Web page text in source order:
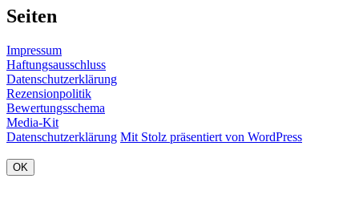
Seiten
Impressum
Haftungsausschluss
Datenschutzerklärung
Rezensionpolitik
Bewertungsschema
Media-Kit
Datenschutzerklärung Mit Stolz präsentiert von WordPress
OK